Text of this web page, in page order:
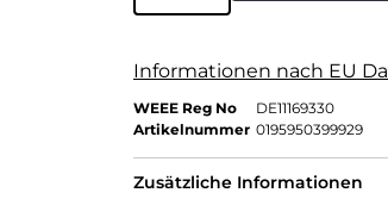
Informationen nach EU
WEEE Reg No
DE11169330
Artikelnummer 0195950399929
Zusätzliche Informationen